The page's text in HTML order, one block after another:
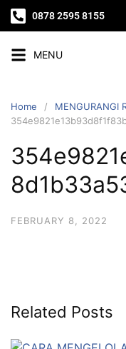
0878 2595 8155
MENU
Home
MENGURANGI
FEBRUARY 8, 2022
Related Posts